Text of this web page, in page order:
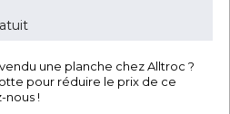
une planche chez Alltroc ?
pour réduire le prix de ce
nous !